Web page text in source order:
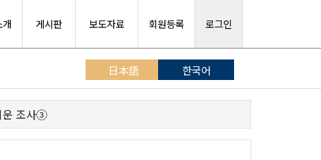
게시판 보도자료 회원등록 로그인
日本語 한국어
운 조사③